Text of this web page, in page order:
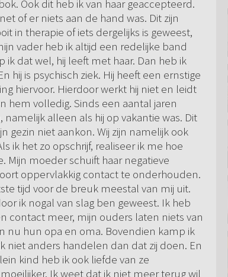
Ook dit heb ik van haar geaccepteerd.
of er niets aan de hand was. Dit zijn
in therapie of iets dergelijks is geweest,
vader heb ik altijd een redelijke band
ik dat wel, hij leeft met haar. Dan heb ik
hij is psychisch ziek. Hij heeft een ernstige
hiervoor. Hierdoor werkt hij niet en leidt
hem volledig. Sinds een aantal jaren
alleen als hij op vakantie was. Dit
niet aankon. Wij zijn namelijk ook
ik het zo opschrijf, realiseer ik me hoe
Mijn moeder schuift haar negatieve
oppervlakkig contact te onderhouden.
tijd voor de breuk meestal van mij uit.
ik nogal van slag ben geweest. Ik heb
contact meer, mijn ouders laten niets van
nu hun opa en oma. Bovendien kamp ik
niet anders handelen dan dat zij doen. En
kind heb ik ook liefde van ze
Ik weet dat ik niet meer terug wil